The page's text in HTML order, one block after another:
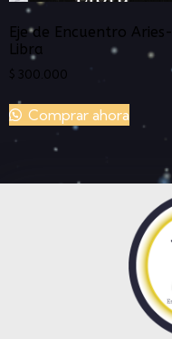
Eje de Encuentro Aries-
Libra
$ 300.000
Comprar ahora